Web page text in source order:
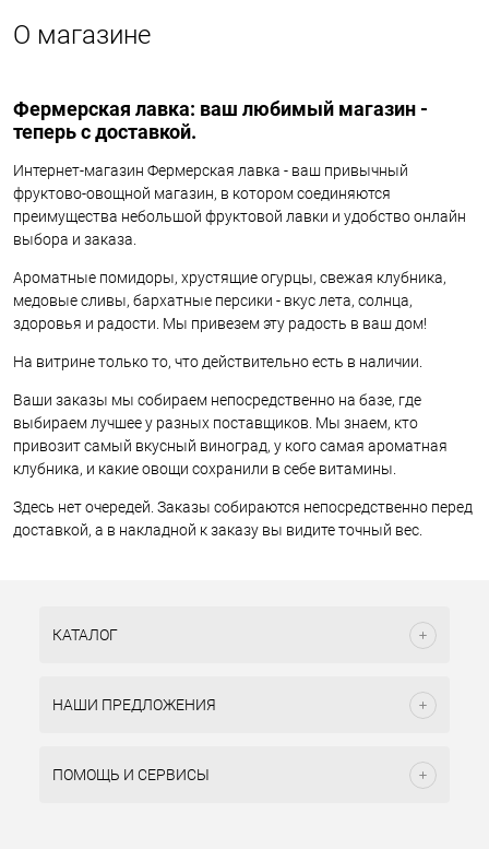
О магазине
Фермерская лавка: ваш любимый магазин -
теперь с доставкой.
Интернет-магазин Фермерская лавка - ваш привычный
фруктово-овощной магазин, в котором соединяются
преимущества небольшой фруктовой лавки и удобство онлайн
выбора и заказа.
Ароматные помидоры, хрустящие огурцы, свежая клубника,
медовые сливы, бархатные персики - вкус лета, солнца,
здоровья и радости. Мы привезем эту радость в ваш дом!
На витрине только то, что действительно есть в наличии.
Ваши заказы мы собираем непосредственно на базе, где
выбираем лучшее у разных поставщиков. Мы знаем, кто
привозит самый вкусный виноград, у кого самая ароматная
клубника, и какие овощи сохранили в себе витамины.
Здесь нет очередей. Заказы собираются непосредственно перед
доставкой, а в накладной к заказу вы видите точный вес.
КАТАЛОГ
НАШИ ПРЕДЛОЖЕНИЯ
ПОМОЩЬ И СЕРВИСЫ